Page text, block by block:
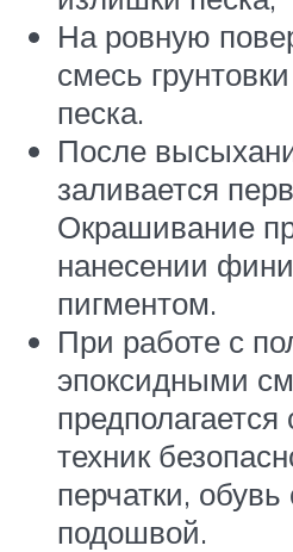
На ровную
смесь
песка.
После
заливается
Окрашивание
нанесении
пигментом.
При работе с
эпоксидными
техник
перчатки, обувь
подошвой.